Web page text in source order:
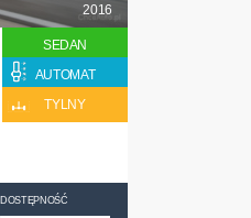
2016
SEDAN
AUTOMAT
TYLNY
DOSTĘPNOŚĆ